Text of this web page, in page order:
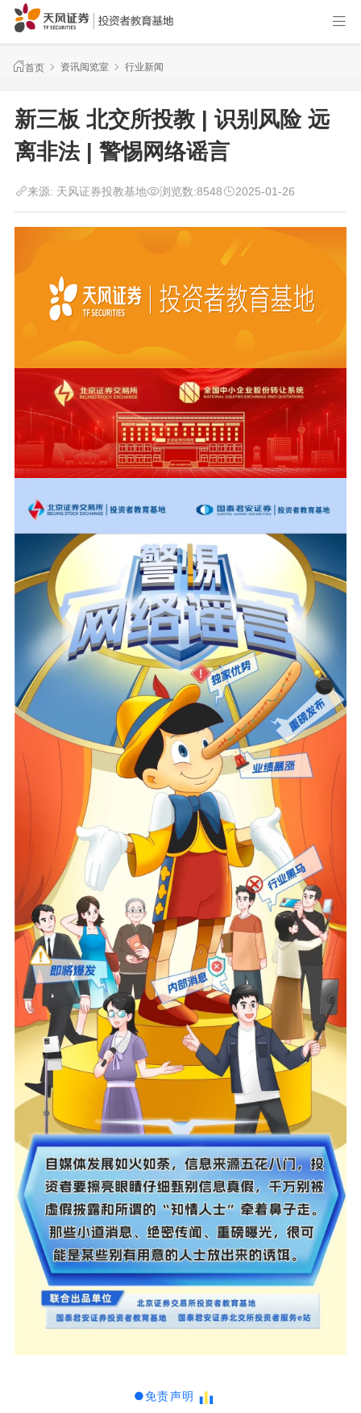
首页 资讯阅览室 行业新闻
新三板 北交所投教 | 识别风险 远
离非法 | 警惕网络谣言
来源: 天风证券投教基地 浏览数:8548 2025-01-26
●免责声明